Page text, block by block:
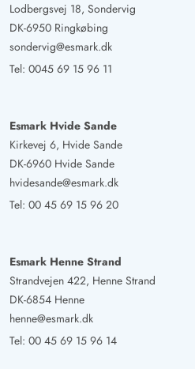
Lodbergsvej 18, Sondervig
DK-6950 Ringkøbing
sondervig@esmark.dk
Tel: 0045 69 15 96 11
Esmark Hvide Sande
Kirkevej 6, Hvide Sande
DK-6960 Hvide Sande
hvidesande@esmark.dk
Tel: 00 45 69 15 96 20
Esmark Henne Strand
Strandvejen 422, Henne Strand
DK-6854 Henne
henne@esmark.dk
Tel: 00 45 69 15 96 14